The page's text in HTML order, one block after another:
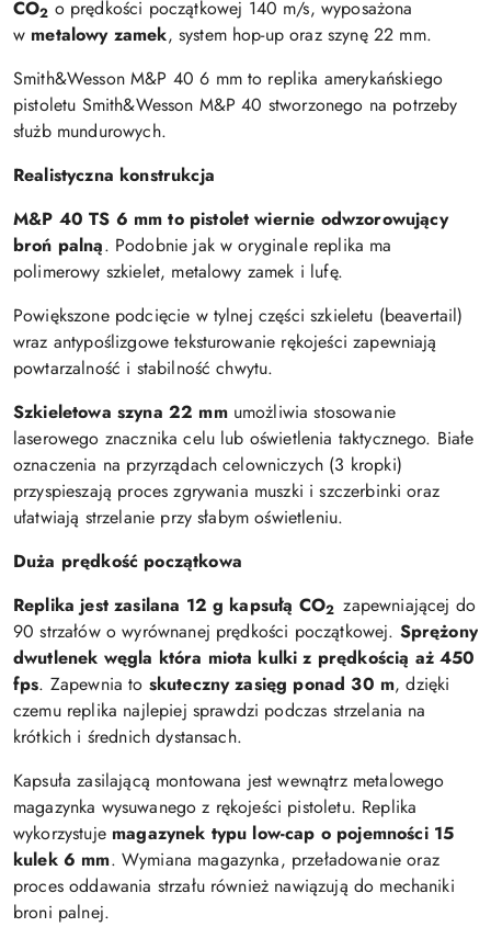
CO2 o prędkości początkowej 140 m/s, wyposażona
w metalowy zamek, system hop-up oraz szynę 22 mm.
Smith&Wesson M&P 40 6 mm to replika amerykańskiego
pistoletu Smith&Wesson M&P 40 stworzonego na potrzeby
służb mundurowych.
Realistyczna konstrukcja
M&P 40 TS 6 mm to pistolet wiernie odwzorowujący
broń palną. Podobnie jak w oryginale replika ma
polimerowy szkielet, metalowy zamek i lufę.
Powiększone podcięcie w tylnej części szkieletu (beavertail)
wraz antypoślizgowe teksturowanie rękojeści zapewniają
powtarzalność i stabilność chwytu.
Szkieletowa szyna 22 mmumożliwia stosowanie
laserowego znacznika celu lub oświetlenia taktycznego. Białe
oznaczenia na przyrządach celowniczych (3 kropki)
przyspieszają proces zgrywania muszki i szczerbinki oraz
ułatwiają strzelanie przy słabym oświetleniu.
Duża prędkość początkowa
Replika jest zasilana 12 g kapsułą CO2zapewniającej do
90 strzałów o wyrównanej prędkości początkowej. Sprężony
dwutlenek węgla która miota kulki z prędkością aż 450
fps. Zapewnia to skuteczny zasięg ponad 30 m, dzięki
czemu replika najlepiej sprawdzi podczas strzelania na
krótkich i średnich dystansach.
Kapsuła zasilającą montowana jest wewnątrz metalowego
magazynka wysuwanego z rękojeści pistoletu. Replika
wykorzystuje magazynek typu low-cap o pojemności 15
kulek 6 mm. Wymiana magazynka, przeładowanie oraz
proces oddawania strzału również nawiązują do mechaniki
broni palnej.